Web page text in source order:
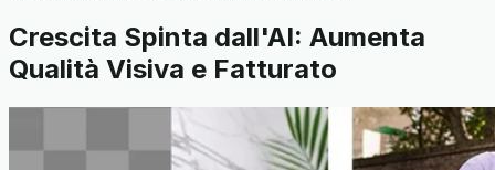
Crescita Spinta dall'AI: Aumenta
Qualità Visiva e Fatturato